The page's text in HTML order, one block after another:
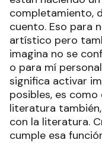
completamiento,
cuento. Eso para
artístico pero
imagina no se
o para mí
significa activar
posibles, es como
literatura
con la literatura.
cumple esa